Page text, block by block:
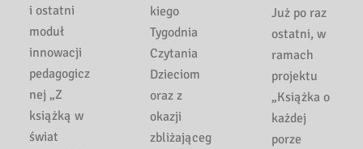
i ostatni
moduł
innowacji
pedagogicz
nej „Z
książką w
świat
kiego
Tygodnia
Czytania
Dzieciom
oraz z
okazji
zbliżająceg
Już po raz
ostatni, w
ramach
projektu
„Książka o
każdej
porze